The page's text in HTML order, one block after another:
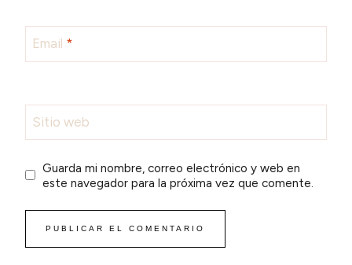
Email *
Sitio web
Guarda mi nombre, correo electrónico y web en
este navegador para la próxima vez que comente.